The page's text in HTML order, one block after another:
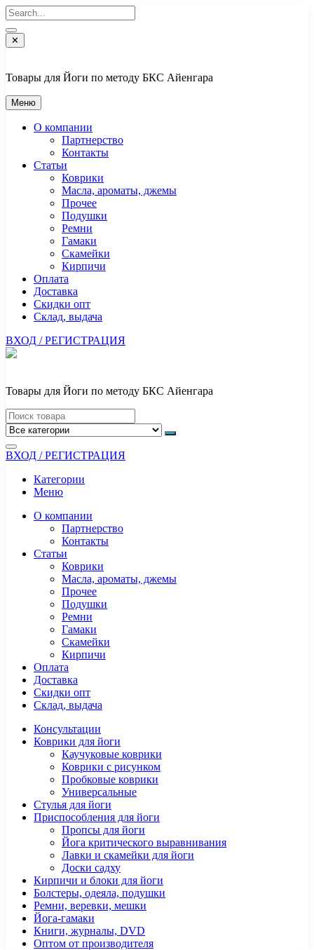
Перейти
к
содержимому
✕
Товары для Йоги по методу БКС Айенгара
Меню
О компании
Партнерство
Контакты
Статьи
Коврики
Масла, ароматы, джемы
Прочее
Подушки
Ремни
Гамаки
Скамейки
Кирпичи
Оплата
Доставка
Скидки опт
Склад, выдача
ВХОД / РЕГИСТРАЦИЯ
Товары для Йоги по методу БКС Айенгара
ВХОД / РЕГИСТРАЦИЯ
Категории
Меню
О компании
Партнерство
Контакты
Статьи
Коврики
Масла, ароматы, джемы
Прочее
Подушки
Ремни
Гамаки
Скамейки
Кирпичи
Оплата
Доставка
Скидки опт
Склад, выдача
Консультации
Коврики для йоги
Каучуковые коврики
Коврики с рисунком
Пробковые коврики
Универсальные
Стулья для йоги
Приспособления для йоги
Пропсы для йоги
Йога критического выравнивания
Лавки и скамейки для йоги
Доски садху
Кирпичи и блоки для йоги
Болстеры, одеяла, подушки
Ремни, веревки, мешки
Йога-гамаки
Книги, журналы, DVD
Оптом от производителя